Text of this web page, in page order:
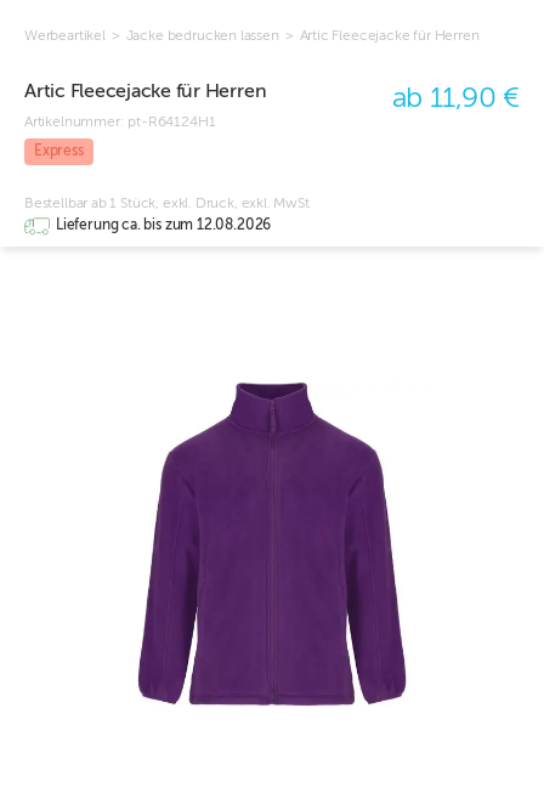
Werbeartikel > Jacke bedrucken lassen > Artic Fleecejacke für Herren
Artic Fleecejacke für Herren
Artikelnummer: pt-R64124H1
Express
ab 11,90 €
Bestellbar ab 1 Stück, exkl. Druck, exkl. MwSt
Lieferung ca. bis zum 12.08.2026